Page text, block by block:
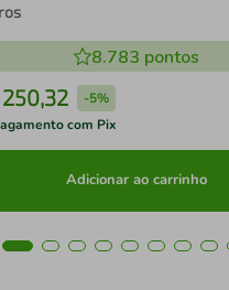
8.783 pontos
250,32 -5%
com Pix
Adicionar ao carrinho